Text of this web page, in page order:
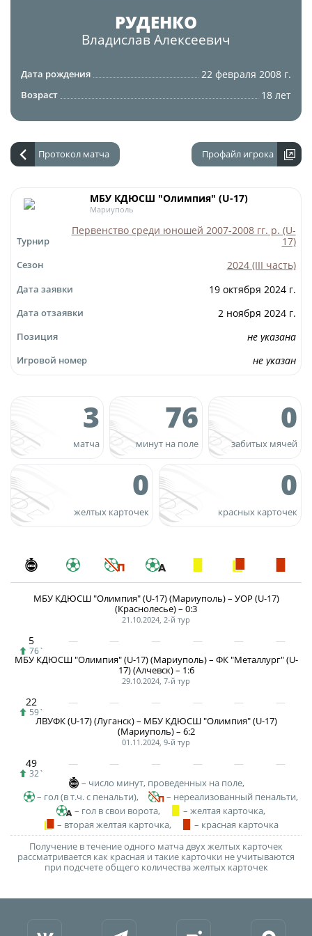
Новости
О турнире
Кубок Объединенного Чемпионата по
футболу "Содружество"
Турнирные таблицы
Команды
Турнир Объединенного чемпионата по
2009-2010 годов рождения (U-17)
Турнирная таблица
Статистика
Команды
Дисквалификации
Турнир Объединенного Чемпионата по
футболу "Содружество" среди юношей
2011-2012 годов рождения (U-15)
Календарь и результаты матчей
Статистика
Игроки
Дисквалификации
О турнире
Архив турниров
Регламентирующие документы
Бухгалтерия
Пресс-служба
Отдел информационных технологий
Комитеты
Спортивный комитет
Контрольно-дисциплинарный комитет
РУДЕНКО
Владислав Алексеевич
Возраст 18 лет
Дата рождения 22 февраля 2008 г.
Протокол матча Профайл игрока
МБУ КДЮСШ "Олимпия" (U-17)
Мариуполь
Турнир
Первенство среди юношей 2007-2008 гг. р. (U-
17)
Сезон 2024 (III часть)
Дата заявки 19 октября 2024 г.
Дата отзаявки 2 ноября 2024 г.
Позиция не указана
Игровой номер не указан
матча
3
минут на поле
76
забитых мячей
0
желтых карточек
0
красных карточек
0
МБУ КДЮСШ "Олимпия" (U-17) (Мариуполь) – УОР (U-17)
(Краснолесье) – 0:3
21.10.2024, 2-й тур
5
76`
МБУ КДЮСШ "Олимпия" (U-17) (Мариуполь) – ФК "Металлург" (U-
17) (Алчевск) – 1:6
29.10.2024, 7-й тур
22
59`
ЛВУФК (U-17) (Луганск) – МБУ КДЮСШ "Олимпия" (U-17)
(Мариуполь) – 6:2
01.11.2024, 9-й тур
49
32`
– число минут, проведенных на поле,
– гол (в т.ч. с пенальти),
– нереализованный пенальти,
– гол в свои ворота,
– желтая карточка,
– вторая желтая карточка,
– красная карточка
Получение в течение одного матча двух желтых карточек
рассматривается как красная и такие карточки не учитываются
при подсчете общего количества желтых карточек